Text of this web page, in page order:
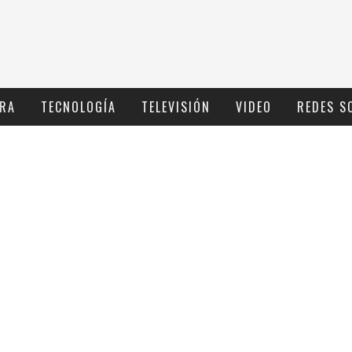
TECNOLOGÍ­A TELEVISIÓN VIDEO REDES